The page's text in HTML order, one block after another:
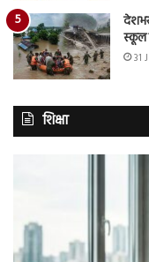
स्कूल
31
शिक्षा